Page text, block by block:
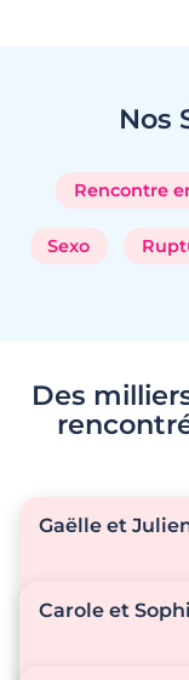
Rencontre à
Nos
Rencontre
Sexo
Des
Gaëlle et
Carole et